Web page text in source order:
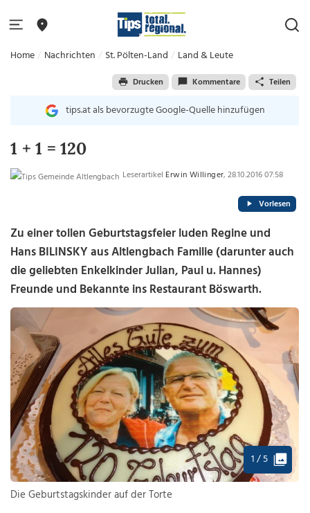
Home Nachrichten St. Pölten-Land Land & Leute
Drucken Kommentare Teilen
tips.at als bevorzugte Google-Quelle hinzufügen
1 + 1 = 120
Leserartikel Erwin Willinger, 28.10.2016 07:58
Vorlesen
Zu einer tollen Geburtstagsfeier luden Regine und
Hans BILINSKY aus Altlengbach Familie (darunter auch
die geliebten Enkelkinder Julian, Paul u. Hannes)
Freunde und Bekannte ins Restaurant Böswarth.
1 / 5
Die Geburtstagskinder auf der Torte